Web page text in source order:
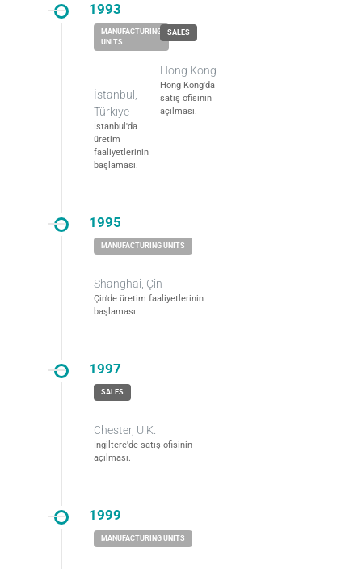
1993
İstanbul,
Türkiye
İstanbul'da
üretim
faaliyetlerinin
başlaması.
Hong Kong
Hong Kong'da
satış ofisinin
açılması.
1995
Shanghai, Çin
Çin'de üretim faaliyetlerinin
başlaması.
1997
Chester, U.K.
İngiltere'de satış ofisinin
açılması.
1999